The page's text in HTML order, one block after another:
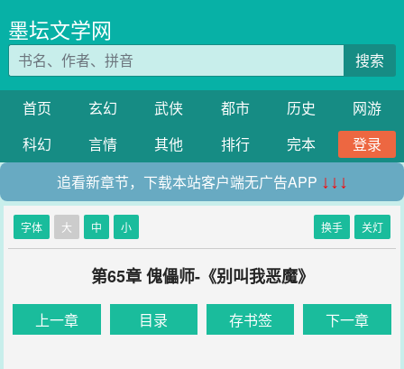
墨坛文学网
搜索
首页 玄幻 武侠 都市 历史
网游
科幻
言情 其他 排行 完本
登录
追看新章节，下载本站客户端无广告APP ↓↓↓
字体 大 中 小 换手 关灯
第65章 傀儡师-《别叫我恶魔》
上一章 目录 存书签 下一章